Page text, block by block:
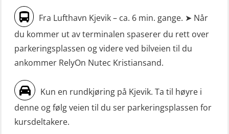
FF1200 (OSE1424)
Livbåtfører grunnkurs m/E-læring
FF1200 simulator (OSEBLE007)
Livbåtfører grunnkurs m/E-læring
FF48 og FF1000D (OSEBLE004)
Livbåtfører grunnkurs m/E-læring
Konvensjonell livbåt (OSEBLE005)
Sikkerhetskurs for ansatte på
oppdrettsanlegg (LBS100)
Sjøfolk med særskilte sikringsplikter
(MBS1191)
Ulykkesgransking – Webinar (LSP103)
VHF / SRC 2 dager (ORC104)
Videregående sikkerhetsopplæring
Fra Lufthavn Kjevik – ca. 6 min. gange. ➤ Når
du kommer ut av terminalen spaserer du rett over
parkeringsplassen og videre ved bilveien til du
ankommer RelyOn Nutec Kristiansand.
Kun en rundkjøring på Kjevik. Ta til høyre i
denne og følg veien til du ser parkeringsplassen for
kursdeltakere.